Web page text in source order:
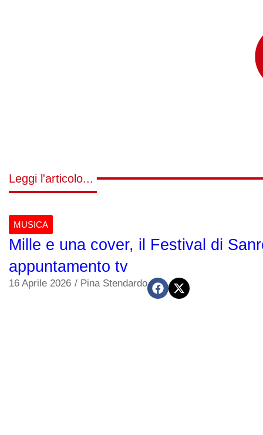
Leggi l'articolo...
MUSICA
Mille e una cover, il Festival di
appuntamento tv
16 Aprile 2026 / Pina Stendardo